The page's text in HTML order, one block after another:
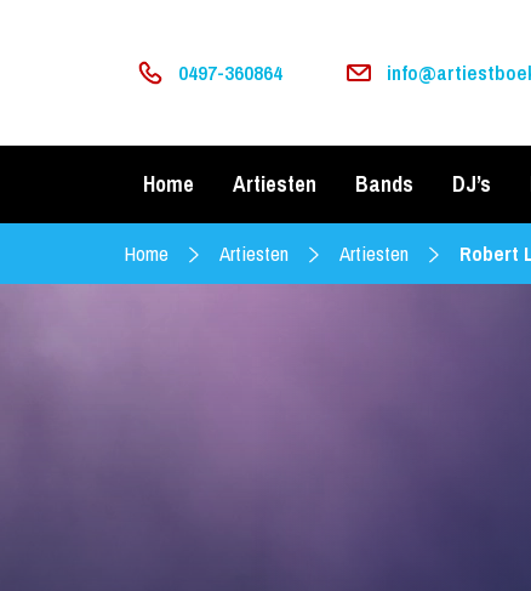
0497-360864
Home Artiesten Bands DJ’s
Home Artiesten Artiesten Robert